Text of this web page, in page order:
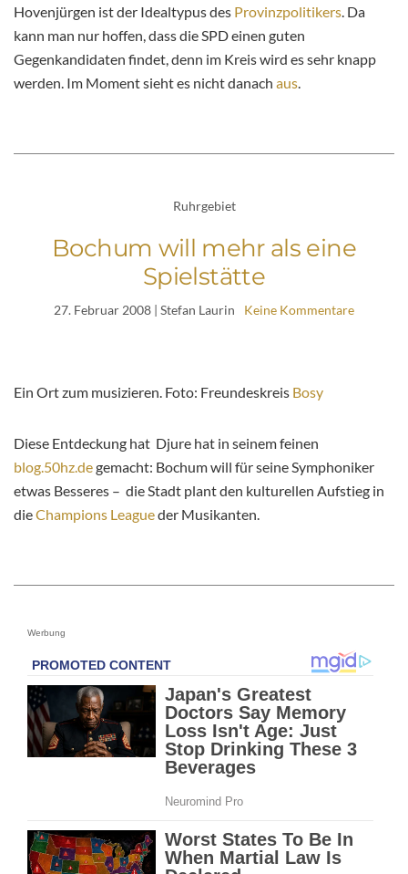
Hovenjürgen ist der Idealtypus des Provinzpolitikers . Da
kann man nur hoffen, dass die SPD einen guten
Gegenkandidaten findet, denn im Kreis wird es sehr knapp
werden. Im Moment sieht es nicht danach aus
Ruhrgebiet
Bochum will mehr als eine
Spielstätte
27. Februar 2008 | Stefan Laurin Keine Kommentare
Ein Ort zum musizieren. Foto: Freundeskreis Bosy
Diese Entdeckung hat Djure hat in seinem feinen
blog.50hz.degemacht: Bochum will für seine Symphoniker
etwas Besseres – die Stadt plant den kulturellen Aufstieg in
dieChampions Leagueder Musikanten.
Werbung